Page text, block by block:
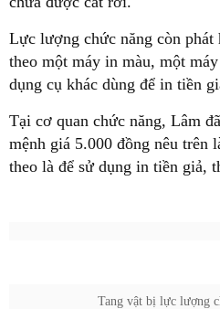
Lực lượng chức năng còn phát
theo một máy in màu, một
dụng cụ khác dùng để in tiền
Tại cơ quan chức năng, Lâm
mệnh giá 5.000 đồng nêu trên
theo là để sử dụng in tiền giả,
Tang vật bị lực lượng